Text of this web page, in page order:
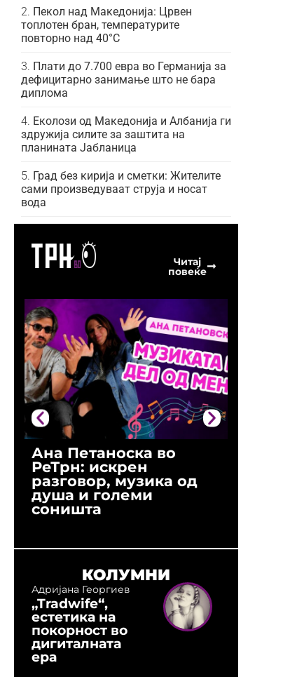
Пекол над Македонија: Црвен
топлотен бран, температурите
повторно над 40°C
Плати до 7.700 евра во Германија за
дефицитарно занимање што не бара
диплома
Еколози од Македонија и Албанија ги
здружија силите за заштита на
планината Јабланица
Град без кирија и сметки: Жителите
сами произведуваат струја и носат
вода
Читај
повеќе
Ана Петаноска во
РеТрн: искрен
разговор, музика од
душа и големи
соништа
КОЛУМНИ
Адријана Георгиев
„Tradwife“,
естетика на
покорност во
дигиталната
ера